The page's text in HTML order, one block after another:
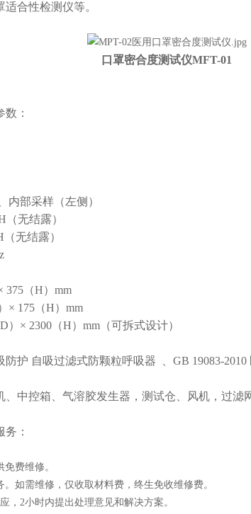
合性检测仪等。
口罩密合度测试仪MFT-01
：
内部采样（左侧）
无结露）
无结露）
375（H）mm
× 175（H）mm
）× 2300（H）mm（可拆式设计）
防护 自吸过滤式防颗粒呼吸器 、GB 19083-
、中控箱、气溶胶发生器，测试仓、风机，过滤
：
费维修。
如需维修，仅收取材料费，终生免收维修费。
，2小时内提出处理意见和解决方案。